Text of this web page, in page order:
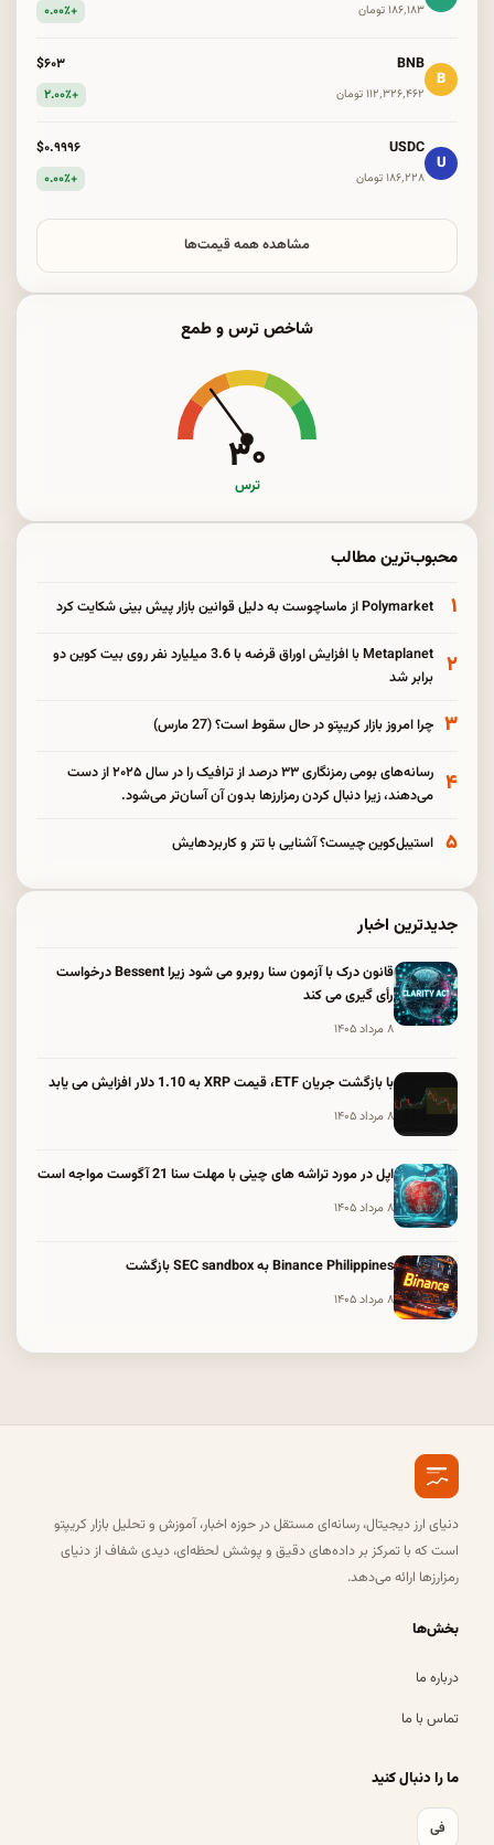
۱۸۶٬۱۸۳ تومان
+۰.۰۰٪
B
BNB
۱۱۲٬۳۲۶٬۴۶۲ تومان
$۶۰۳
+۲.۰۰٪
U
USDC
۱۸۶٬۲۲۸ تومان
$۰.۹۹۹۶
+۰.۰۰٪
مشاهده همه قیمت‌ها
شاخص ترس و طمع
۳۰
ترس
محبوب‌ترین مطالب
۱ Polymarket از ماساچوست به دلیل قوانین بازار پیش بینی شکایت کرد
۲
Metaplanet با افزایش اوراق قرضه با 3.6 میلیارد نفر روی بیت کوین دو
برابر شد
۳ چرا امروز بازار کریپتو در حال سقوط است؟ (27 مارس)
۴
رسانه‌های بومی رمزنگاری ۳۳ درصد از ترافیک را در سال ۲۰۲۵ از دست
می‌دهند، زیرا دنبال کردن رمزارزها بدون آن آسان‌تر می‌شود.
۵ استیبل‌کوین چیست؟ آشنایی با تتر و کاربردهایش
جدیدترین اخبار
قانون درک با آزمون سنا روبرو می شود زیرا Bessent درخواست
رأی گیری می کند
۸ مرداد ۱۴۰۵
با بازگشت جریان ETF، قیمت XRP به 1.10 دلار افزایش می یابد
۸ مرداد ۱۴۰۵
اپل در مورد تراشه های چینی با مهلت سنا 21 آگوست مواجه است
۸ مرداد ۱۴۰۵
Binance Philippines به SEC sandbox بازگشت
۸ مرداد ۱۴۰۵
دنیای ارز دیجیتال، رسانه‌ای مستقل در حوزه اخبار، آموزش و تحلیل بازار کریپتو
است که با تمرکز بر داده‌های دقیق و پوشش لحظه‌ای، دیدی شفاف از دنیای
رمزارزها ارائه می‌دهد.
بخش‌ها
درباره ما
تماس با ما
ما را دنبال کنید
فی